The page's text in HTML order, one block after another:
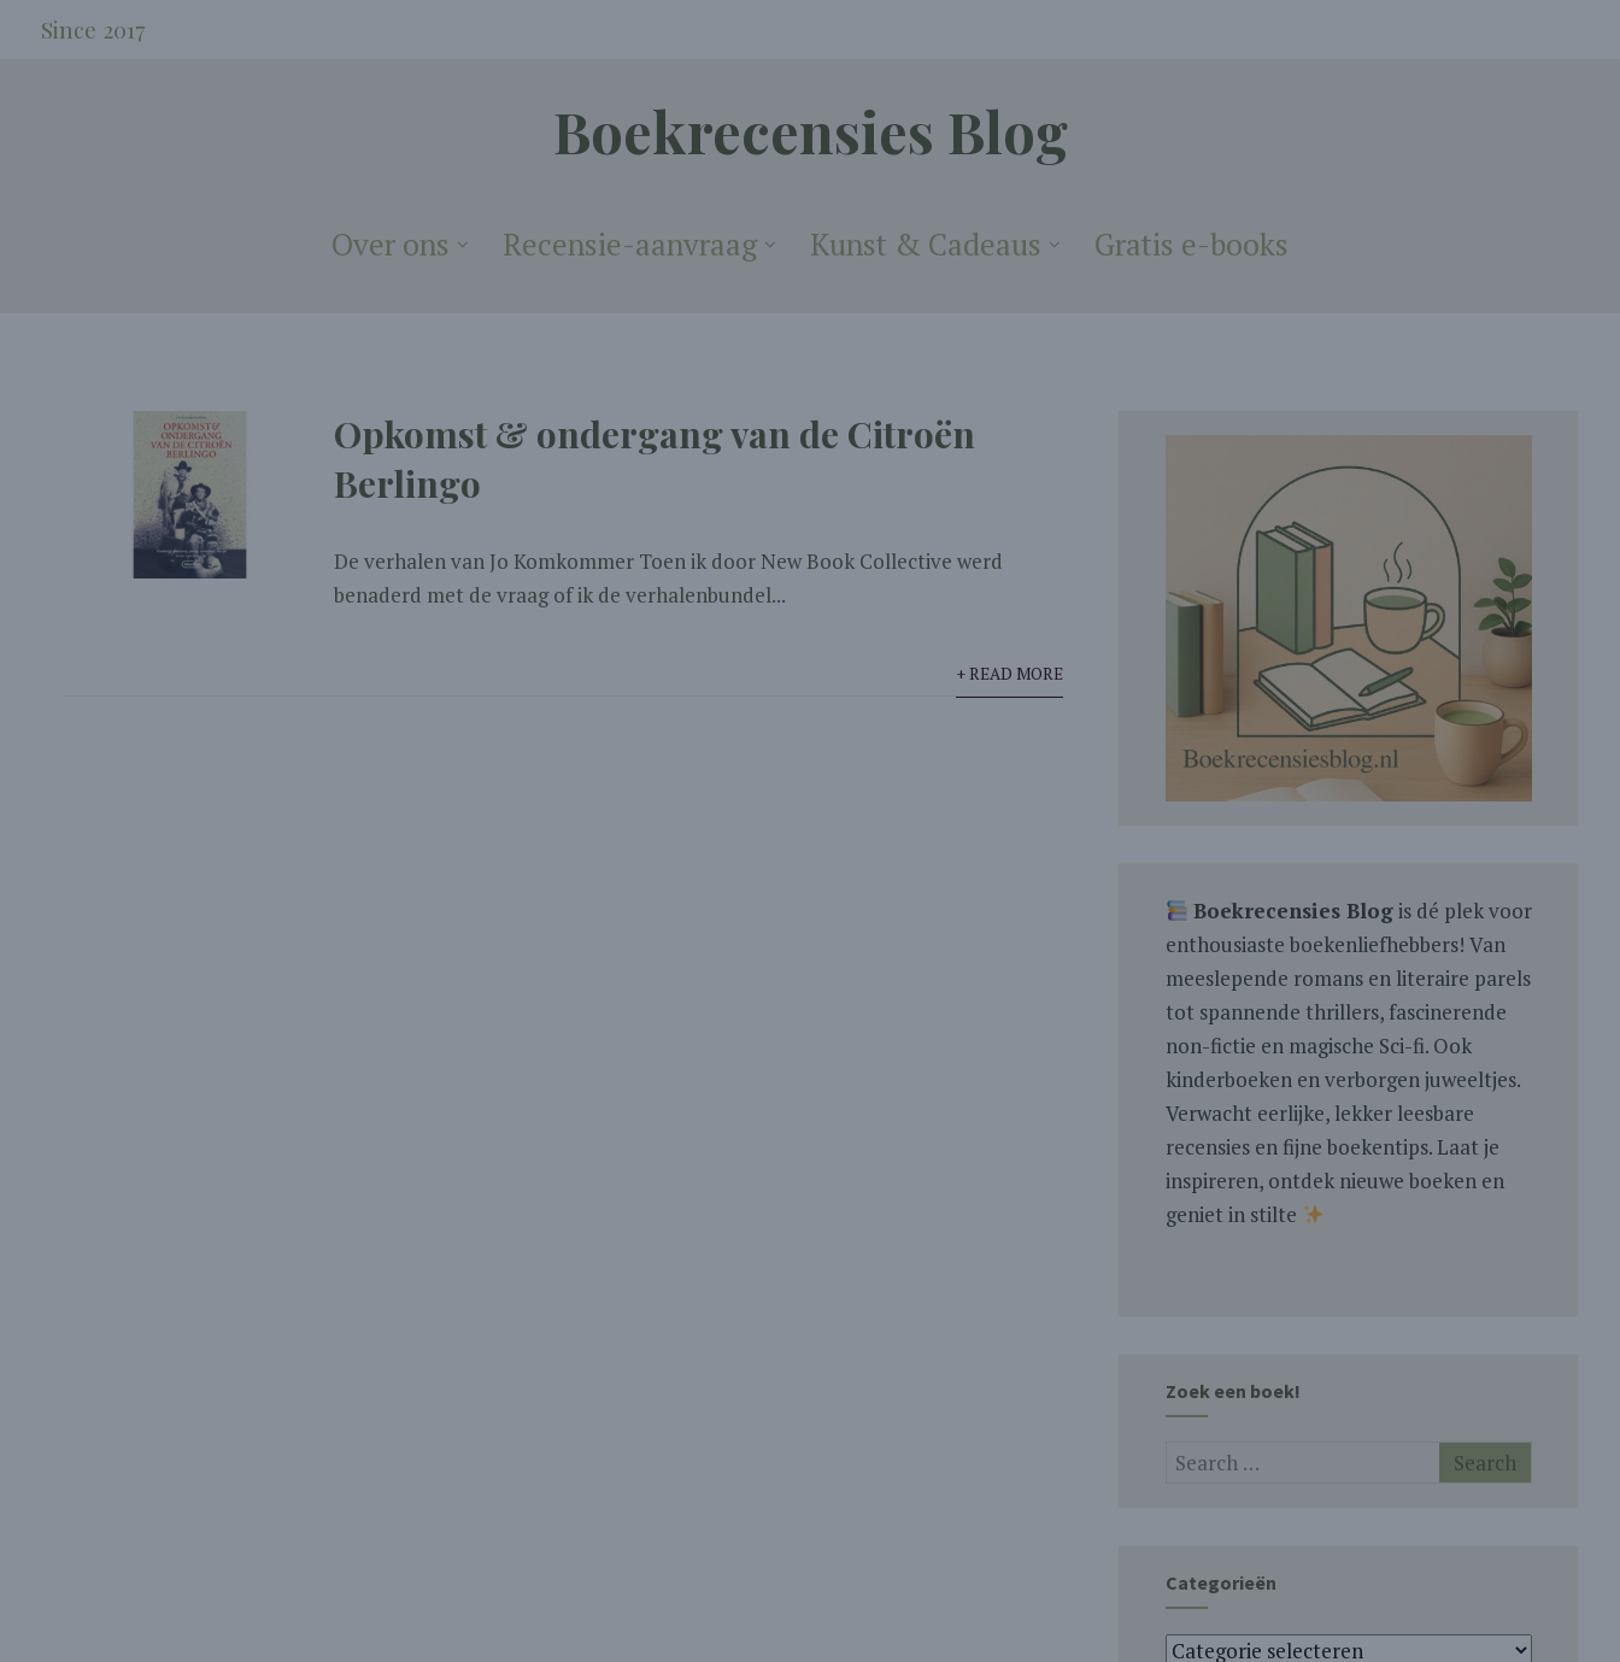
Since 2017
Boekrecensies Blog
Over ons Recensie-aanvraag Kunst & Cadeaus Gratis e-books
Opkomst & ondergang van de Citroën
Berlingo
De verhalen van Jo Komkommer Toen ik door New Book Collective werd
benaderd met de vraag of ik de verhalenbundel...
+ READ MORE
Boekrecensies Blogis dé plek voor
enthousiaste boekenliefhebbers! Van
meeslepende romans en literaire parels
tot spannende thrillers, fascinerende
non-fictie en magische Sci-fi. Ook
kinderboeken en verborgen juweeltjes.
Verwacht eerlijke, lekker leesbare
recensies en fijne boekentips. Laat je
inspireren, ontdek nieuwe boeken en
geniet in stilte
Zoek een boek!
Categorieën
Categorieën